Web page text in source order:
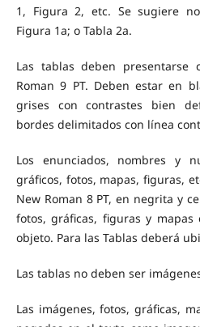
1, Figura 2, etc. Se sugiere
Figura 1a; o Tabla 2a.
Las tablas deben presentarse
Roman 9 PT. Deben estar en
grises con contrastes bien
bordes delimitados con línea
Los enunciados, nombres y
gráficos, fotos, mapas, figuras,
New Roman 8 PT, en negrita y
fotos, gráficas, figuras y
objeto. Para las Tablas deberá
Las tablas no deben ser
Las imágenes, fotos, gráficas,